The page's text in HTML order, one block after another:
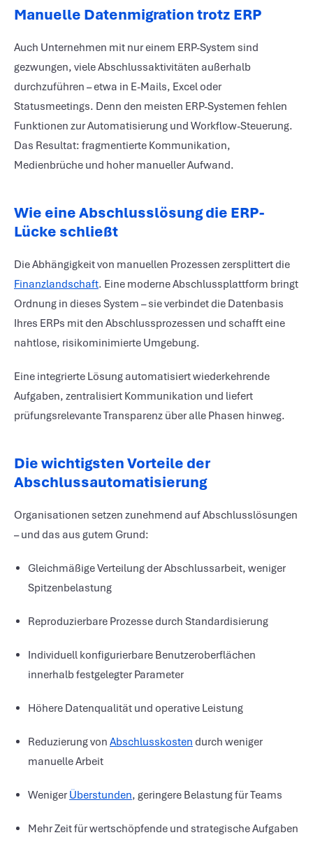
Manuelle Datenmigration trotz ERP
Auch Unternehmen mit nur einem ERP-System sind
gezwungen, viele Abschlussaktivitäten außerhalb
durchzuführen – etwa in E-Mails, Excel oder
Statusmeetings. Denn den meisten ERP-Systemen fehlen
Funktionen zur Automatisierung und Workflow-Steuerung.
Das Resultat: fragmentierte Kommunikation,
Medienbrüche und hoher manueller Aufwand.
Wie eine Abschlusslösung die ERP-
Lücke schließt
Die Abhängigkeit von manuellen Prozessen zersplittert die
Finanzlandschaft. Eine moderne Abschlussplattform bringt
Ordnung in dieses System – sie verbindet die Datenbasis
Ihres ERPs mit den Abschlussprozessen und schafft eine
nahtlose, risikominimierte Umgebung.
Eine integrierte Lösung automatisiert wiederkehrende
Aufgaben, zentralisiert Kommunikation und liefert
prüfungsrelevante Transparenz über alle Phasen hinweg.
Die wichtigsten Vorteile der
Abschlussautomatisierung
Organisationen setzen zunehmend auf Abschlusslösungen
– und das aus gutem Grund:
Gleichmäßige Verteilung der Abschlussarbeit, weniger
Spitzenbelastung
Reproduzierbare Prozesse durch Standardisierung
Individuell konfigurierbare Benutzeroberflächen
innerhalb festgelegter Parameter
Höhere Datenqualität und operative Leistung
Reduzierung von Abschlusskosten durch weniger
manuelle Arbeit
Weniger Überstunden, geringere Belastung für Teams
Mehr Zeit für wertschöpfende und strategische Aufgaben